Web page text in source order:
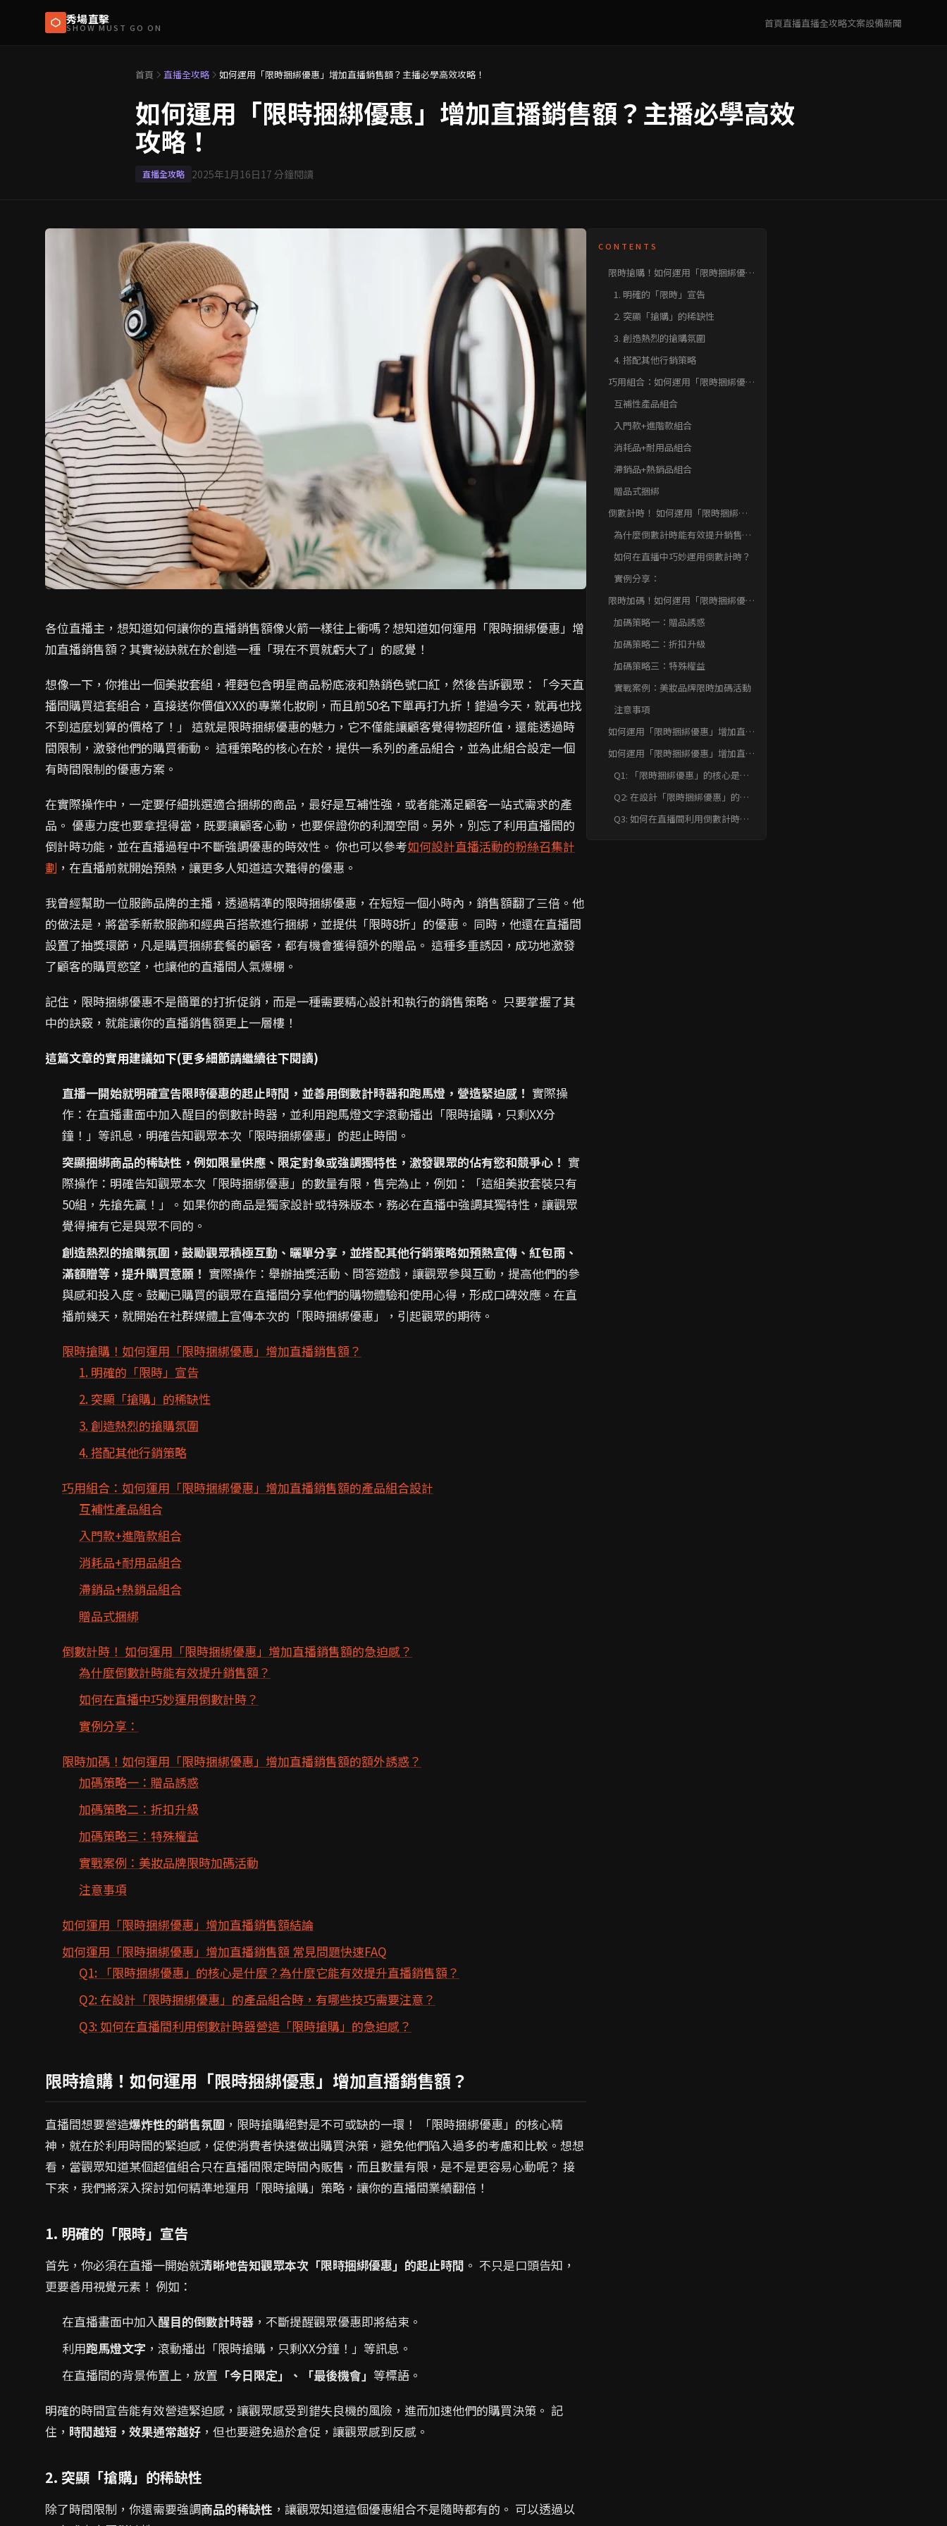
秀場直擊
SHOW MUST GO ON 首頁直播直播全攻略文案設備新聞
首頁 直播全攻略 如何運用「限時捆綁優惠」增加直播銷售額？主播必學高效攻略！
如何運用「限時捆綁優惠」增加直播銷售額？主播必學高效
攻略！
直播全攻略 2025年1月16日17 分鐘閱讀
各位直播主，想知道如何讓你的直播銷售額像火箭一樣往上衝嗎？想知道如何運用「限時捆綁優惠」增
加直播銷售額？其實祕訣就在於創造一種「現在不買就虧大了」的感覺！
想像一下，你推出一個美妝套組，裡麪包含明星商品粉底液和熱銷色號口紅，然後告訴觀眾：「今天直
播間購買這套組合，直接送你價值XXX的專業化妝刷，而且前50名下單再打九折！錯過今天，就再也找
不到這麼划算的價格了！」 這就是限時捆綁優惠的魅力，它不僅能讓顧客覺得物超所值，還能透過時
間限制，激發他們的購買衝動。 這種策略的核心在於，提供一系列的產品組合，並為此組合設定一個
有時間限制的優惠方案。
在實際操作中，一定要仔細挑選適合捆綁的商品，最好是互補性強，或者能滿足顧客一站式需求的產
品。 優惠力度也要拿捏得當，既要讓顧客心動，也要保證你的利潤空間。另外，別忘了利用直播間的
倒計時功能，並在直播過程中不斷強調優惠的時效性。 你也可以參考如何設計直播活動的粉絲召集計
劃 ，在直播前就開始預熱，讓更多人知道這次難得的優惠。
我曾經幫助一位服飾品牌的主播，透過精準的限時捆綁優惠，在短短一個小時內，銷售額翻了三倍。他
的做法是，將當季新款服飾和經典百搭款進行捆綁，並提供「限時8折」的優惠。 同時，他還在直播間
設置了抽獎環節，凡是購買捆綁套餐的顧客，都有機會獲得額外的贈品。 這種多重誘因，成功地激發
了顧客的購買慾望，也讓他的直播間人氣爆棚。
記住，限時捆綁優惠不是簡單的打折促銷，而是一種需要精心設計和執行的銷售策略。 只要掌握了其
中的訣竅，就能讓你的直播銷售額更上一層樓！
這篇文章的實用建議如下(更多細節請繼續往下閱讀)
直播一開始就明確宣告限時優惠的起止時間，並善用倒數計時器和跑馬燈，營造緊迫感！ 實際操
作：在直播畫面中加入醒目的倒數計時器，並利用跑馬燈文字滾動播出「限時搶購，只剩XX分
鐘！」等訊息，明確告知觀眾本次「限時捆綁優惠」的起止時間。
突顯捆綁商品的稀缺性，例如限量供應、限定對象或強調獨特性，激發觀眾的佔有慾和競爭心！ 實
際操作：明確告知觀眾本次「限時捆綁優惠」的數量有限，售完為止，例如：「這組美妝套裝只有
50組，先搶先贏！」。如果你的商品是獨家設計或特殊版本，務必在直播中強調其獨特性，讓觀眾
覺得擁有它是與眾不同的。
創造熱烈的搶購氛圍，鼓勵觀眾積極互動、曬單分享，並搭配其他行銷策略如預熱宣傳、紅包雨、
滿額贈等，提升購買意願！ 實際操作：舉辦抽獎活動、問答遊戲，讓觀眾參與互動，提高他們的參
與感和投入度。鼓勵已購買的觀眾在直播間分享他們的購物體驗和使用心得，形成口碑效應。在直
播前幾天，就開始在社群媒體上宣傳本次的「限時捆綁優惠」，引起觀眾的期待。
限時搶購！如何運用「限時捆綁優惠」增加直播銷售額？
1. 明確的「限時」宣告
2. 突顯「搶購」的稀缺性
3. 創造熱烈的搶購氛圍
4. 搭配其他行銷策略
巧用組合：如何運用「限時捆綁優惠」增加直播銷售額的產品組合設計
互補性產品組合
入門款+進階款組合
消耗品+耐用品組合
滯銷品+熱銷品組合
贈品式捆綁
倒數計時！ 如何運用「限時捆綁優惠」增加直播銷售額的急迫感？
為什麼倒數計時能有效提升銷售額？
如何在直播中巧妙運用倒數計時？
實例分享：
限時加碼！如何運用「限時捆綁優惠」增加直播銷售額的額外誘惑？
加碼策略一：贈品誘惑
加碼策略二：折扣升級
加碼策略三：特殊權益
實戰案例：美妝品牌限時加碼活動
注意事項
如何運用「限時捆綁優惠」增加直播銷售額結論
如何運用「限時捆綁優惠」增加直播銷售額 常見問題快速FAQ
Q1: 「限時捆綁優惠」的核心是什麼？為什麼它能有效提升直播銷售額？
Q2: 在設計「限時捆綁優惠」的產品組合時，有哪些技巧需要注意？
Q3: 如何在直播間利用倒數計時器營造「限時搶購」的急迫感？
限時搶購！如何運用「限時捆綁優惠」增加直播銷售額？
直播間想要營造爆炸性的銷售氛圍 ，限時搶購絕對是不可或缺的一環！ 「限時捆綁優惠」的核心精
神，就在於利用時間的緊迫感，促使消費者快速做出購買決策，避免他們陷入過多的考慮和比較。想想
看，當觀眾知道某個超值組合只在直播間限定時間內販售，而且數量有限，是不是更容易心動呢？ 接
下來，我們將深入探討如何精準地運用「限時搶購」策略，讓你的直播間業績翻倍！
1. 明確的「限時」宣告
首先，你必須在直播一開始就清晰地告知觀眾本次「限時捆綁優惠」的起止時間 。 不只是口頭告知，
更要善用視覺元素！ 例如：
在直播畫面中加入醒目的倒數計時器 ，不斷提醒觀眾優惠即將結束。
利用跑馬燈文字 ，滾動播出「限時搶購，只剩XX分鐘！」等訊息。
在直播間的背景佈置上，放置 「今日限定」、「最後機會」 等標語。
明確的時間宣告能有效營造緊迫感，讓觀眾感受到錯失良機的風險，進而加速他們的購買決策。 記
住， 時間越短，效果通常越好 ，但也要避免過於倉促，讓觀眾感到反感。
2. 突顯「搶購」的稀缺性
除了時間限制，你還需要強調商品的稀缺性 ，讓觀眾知道這個優惠組合不是隨時都有的。 可以透過以
CONTENTS
限時搶購！如何運用「限時捆綁優
1. 明確的「限時」宣告
2. 突顯「搶購」的稀缺性
3. 創造熱烈的搶購氛圍
4. 搭配其他行銷策略
巧用組合：如何運用「限時捆綁優
互補性產品組合
入門款+進階款組合
消耗品+耐用品組合
滯銷品+熱銷品組合
贈品式捆綁
倒數計時！ 如何運用「限時捆綁優
為什麼倒數計時能有效提升銷售
如何在直播中巧妙運用倒數計時？
實例分享：
限時加碼！如何運用「限時捆綁優
加碼策略一：贈品誘惑
加碼策略二：折扣升級
加碼策略三：特殊權益
實戰案例：美妝品牌限時加碼活動
注意事項
如何運用「限時捆綁優惠」增加直播
如何運用「限時捆綁優惠」增加直播
Q1: 「限時捆綁優惠」的核心是什
額？
Q2: 在設計「限時捆綁優惠」的產
Q3: 如何在直播間利用倒數計時器